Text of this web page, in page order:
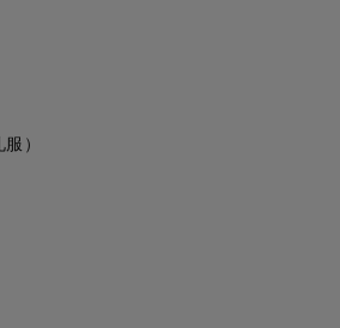
）